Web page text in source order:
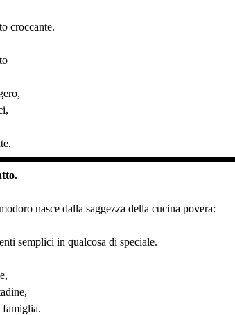
croccante.
nasce dalla saggezza della cucina povera:
semplici in qualcosa di speciale.
famiglia.